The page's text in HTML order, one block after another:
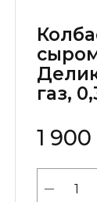
газ,
1